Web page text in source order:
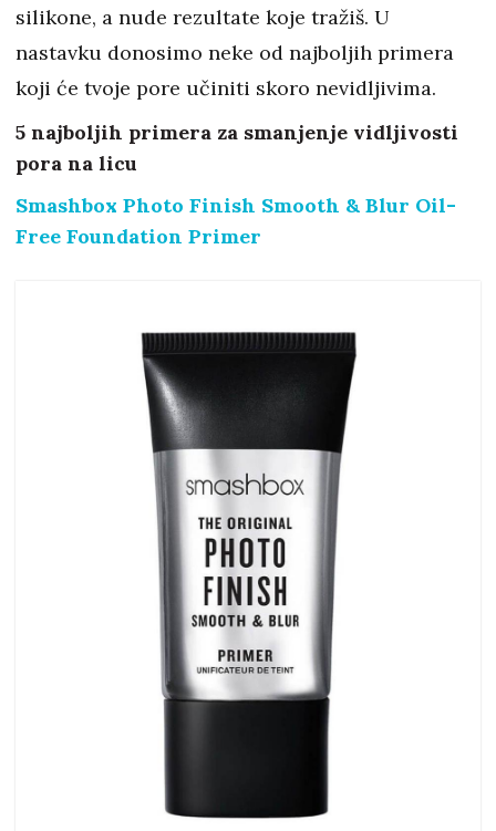
silikone, a nude rezultate koje tražiš. U
nastavku donosimo neke od najboljih primera
koji će tvoje pore učiniti skoro nevidljivima.
5 najboljih primera za smanjenje vidljivosti
pora na licu
Smashbox Photo Finish Smooth & Blur Oil-
Free Foundation Primer